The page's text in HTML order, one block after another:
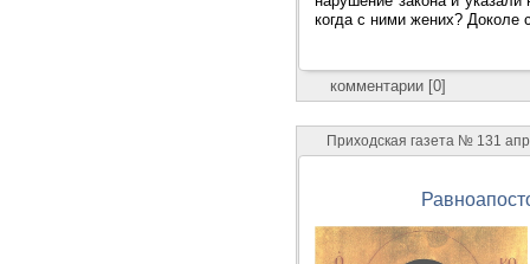
когда с ними жених? Доколе
комментарии [0]
Приходская газета № 131